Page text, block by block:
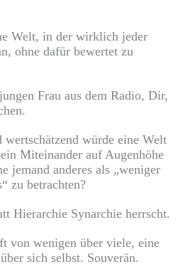
Welt, in der wirklich jeder
ohne dafür bewertet zu
Frau aus dem Radio, Dir,
würde eine Welt
Miteinander auf Augenhöhe
jemand anderes als „weniger
zu betrachten?
Hierarchie Synarchie herrscht.
von wenigen über viele, eine
sich selbst. Souverän.